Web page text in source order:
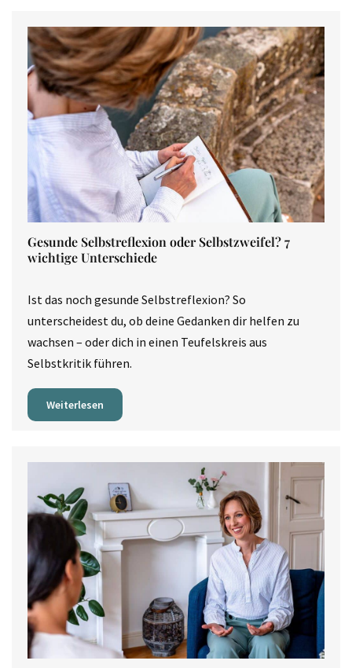
Gesunde Selbstreflexion oder Selbstzweifel? 7
wichtige Unterschiede
Ist das noch gesunde Selbstreflexion? So
unterscheidest du, ob deine Gedanken dir helfen zu
wachsen – oder dich in einen Teufelskreis aus
Selbstkritik führen.
Weiterlesen